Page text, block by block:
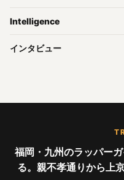
Intelligence
インタビュー
福岡・九州のラッパー
る。親不孝通りから上